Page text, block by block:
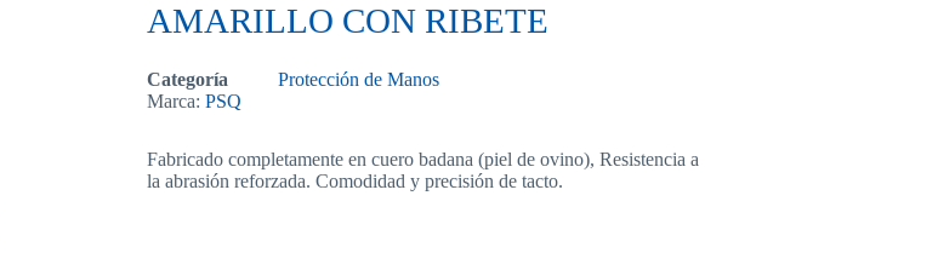
AMARILLO CON RIBETE
Categoría
Protección de Manos
Marca: PSQ
Fabricado completamente en cuero badana (piel de ovino), Resistencia a
la abrasión reforzada. Comodidad y precisión de tacto.